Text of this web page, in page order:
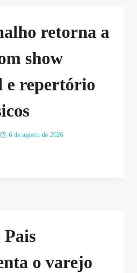
retorna a
show
e repertório
6 de agosto de 2026
o varejo